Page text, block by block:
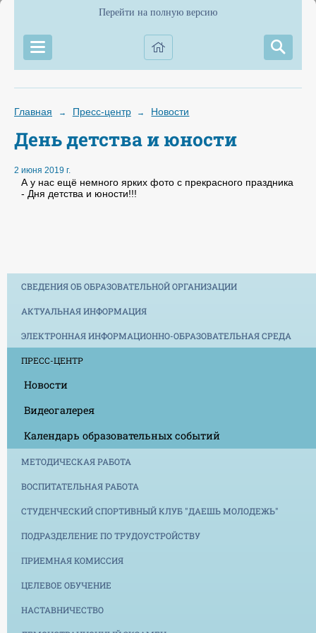
Перейти на полную версию
Главная → Пресс-центр → Новости
День детства и юности
2 июня 2019 г.
А у нас ещё немного ярких фото с прекрасного праздника
- Дня детства и юности!!!
СВЕДЕНИЯ ОБ ОБРАЗОВАТЕЛЬНОЙ ОРГАНИЗАЦИИ
АКТУАЛЬНАЯ ИНФОРМАЦИЯ
ЭЛЕКТРОННАЯ ИНФОРМАЦИОННО-ОБРАЗОВАТЕЛЬНАЯ СРЕДА
ПРЕСС-ЦЕНТР
Новости
Видеогалерея
Календарь образовательных событий
МЕТОДИЧЕСКАЯ РАБОТА
ВОСПИТАТЕЛЬНАЯ РАБОТА
СТУДЕНЧЕСКИЙ СПОРТИВНЫЙ КЛУБ "ДАЕШЬ МОЛОДЕЖЬ"
ПОДРАЗДЕЛЕНИЕ ПО ТРУДОУСТРОЙСТВУ
ПРИЕМНАЯ КОМИССИЯ
ЦЕЛЕВОЕ ОБУЧЕНИЕ
НАСТАВНИЧЕСТВО